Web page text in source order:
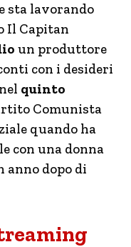
sta lavorando
Il Capitan
un produttore
con i desideri
quinto
Comunista
quando ha
con una donna
anno dopo di